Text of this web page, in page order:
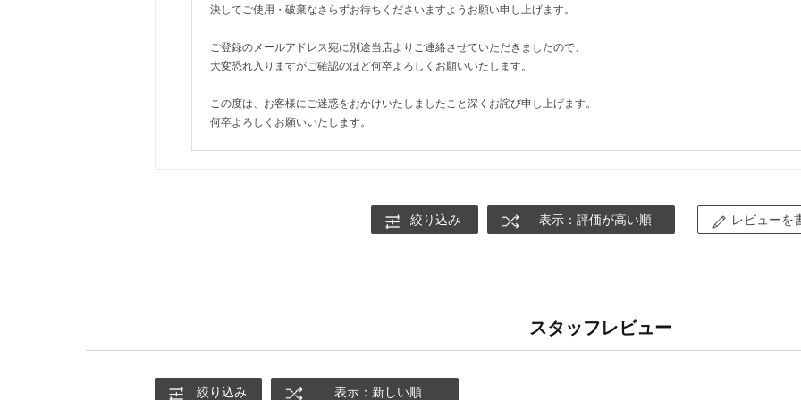
決してご使用・破棄なさらずお待ちくださいますようお願い申し上げます。
ご登録のメールアドレス宛に別途当店よりご連絡させていただきましたので、
大変恐れ入りますがご確認のほど何卒よろしくお願いいたします。
この度は、お客様にご迷惑をおかけいたしましたこと深くお詫び申し上げます。
何卒よろしくお願いいたします。
絞り込み 表示：評価が高い順 レビューを
スタッフレビュー
絞り込み 表示：新しい順